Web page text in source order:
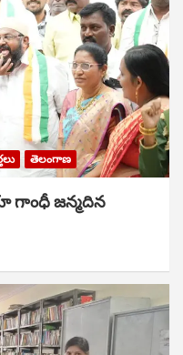
తెలంగాణ
గాంధీ జ‌న్మ‌దిన